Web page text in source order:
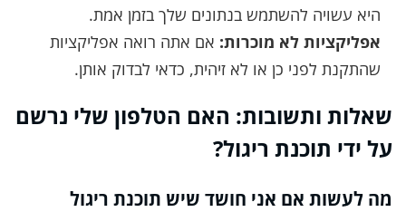
היא עשויה להשתמש בנתונים שלך בזמן אמת.
אפליקציות לא מוכרות: אם אתה רואה אפליקציות
שהתקנת לפני כן או לא זיהית, כדאי לבדוק אותן.
שאלות ותשובות: האם הטלפון שלי נרשם
על ידי תוכנת ריגול?
מה לעשות אם אני חושד שיש תוכנת ריגול